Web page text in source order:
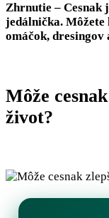
Zhrnutie – Cesnak
jedálnička. Môžete
omáčok, dresingov
Môže
život?